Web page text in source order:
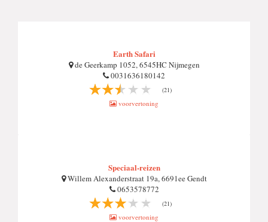
Earth Safari
de Geerkamp 1052, 6545HC Nijmegen
0031636180142
(21)
voorvertoning
Speciaal-reizen
Willem Alexanderstraat 19a, 6691ee Gendt
0653578772
(21)
voorvertoning